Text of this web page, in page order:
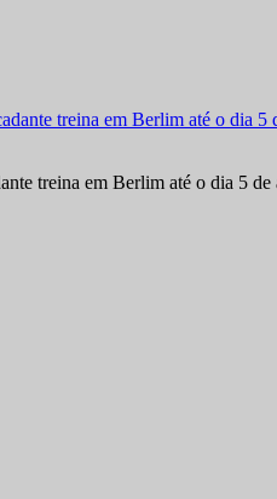
treina em Berlim até o dia 5